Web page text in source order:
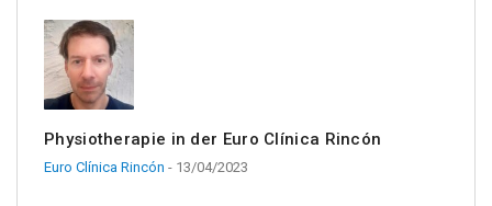
Physiotherapie in der Euro Clínica Rincón
Euro Clínica Rincón - 13/04/2023